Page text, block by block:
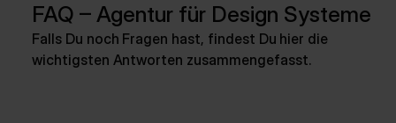
FAQ – Agentur für Design Systeme
Falls Du noch Fragen hast, findest Du hier die
wichtigsten Antworten zusammengefasst.